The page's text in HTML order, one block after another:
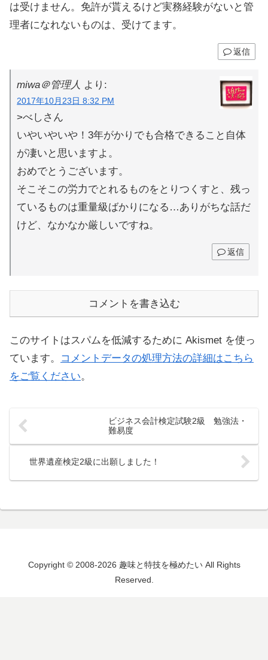
は受けません。免許が貰えるけど実務経験がないと管
理者になれないものは、受けてます。
返信
miwa＠管理人 より:
2017年10月23日 8:32 PM
>べしさん
いやいやいや！3年がかりでも合格できること自体
が凄いと思いますよ。
おめでとうございます。
そこそこの労力でとれるものをとりつくすと、残っ
ているものは重量級ばかりになる…ありがちな話だ
けど、なかなか厳しいですね。
返信
コメントを書き込む
このサイトはスパムを低減するために Akismet を使っ
ています。
コメントデータの処理方法の詳細はこちら
をご覧ください。
ビジネス会計検定試験2級 勉強法・
難易度
世界遺産検定2級に出願しました！
Copyright © 2008-2026 趣味と特技を極めたい All Rights
Reserved.